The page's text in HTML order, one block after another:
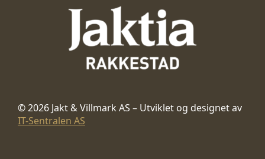
© 2026 Jakt & Villmark AS – Utviklet og designet av
IT-Sentralen AS